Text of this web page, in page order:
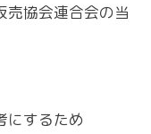
売協会連合会の当
にするため